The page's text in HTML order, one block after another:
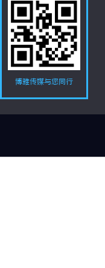
博雅传媒与您同行